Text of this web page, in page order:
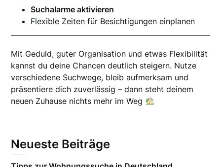
Suchalarme aktivieren
Flexible Zeiten für Besichtigungen einplanen
Mit Geduld, guter Organisation und etwas Flexibilität
kannst du deine Chancen deutlich steigern. Nutze
verschiedene Suchwege, bleib aufmerksam und
präsentiere dich zuverlässig – dann steht deinem
neuen Zuhause nichts mehr im Weg
Neueste Beiträge